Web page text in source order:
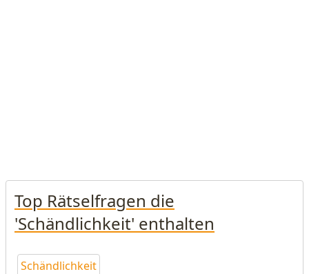
Top Rätselfragen die
'Schändlichkeit' enthalten
Schändlichkeit